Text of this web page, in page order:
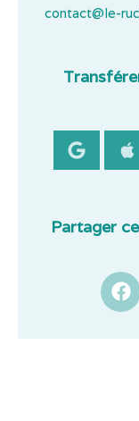
contact@le-
Partager